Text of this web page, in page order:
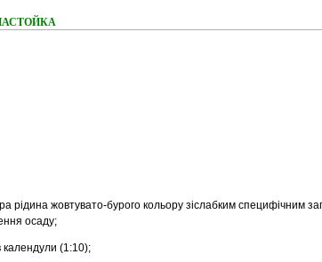
НАСТОЙКА
рідина жовтувато-бурого кольору зіслабким специфічним
осаду;
календули (1:10);